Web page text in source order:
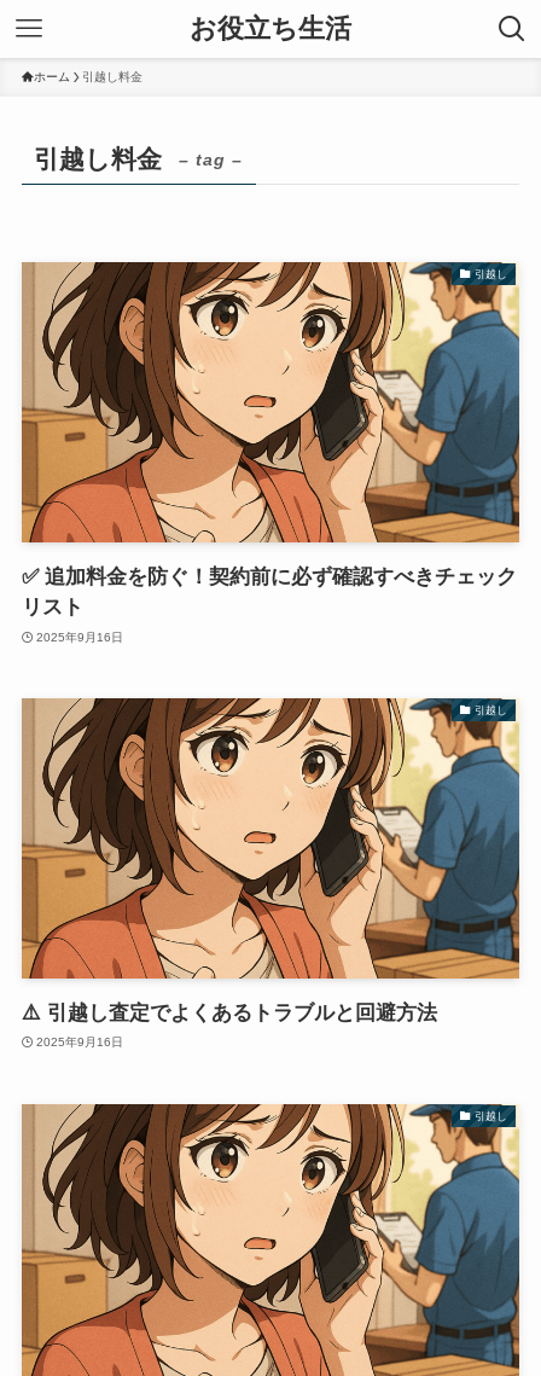
お役立ち生活
ホーム 引越し料金
引越し料金 – tag –
引越し
✅ 追加料金を防ぐ！契約前に必ず確認すべきチェック
リスト
2025年9月16日
引越し
⚠️ 引越し査定でよくあるトラブルと回避方法
2025年9月16日
引越し